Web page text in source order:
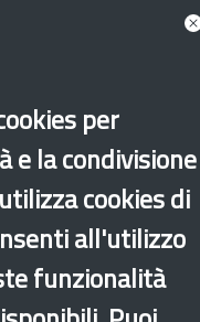
per
e la condivisione
cookies di
all'utilizzo
funzionalità